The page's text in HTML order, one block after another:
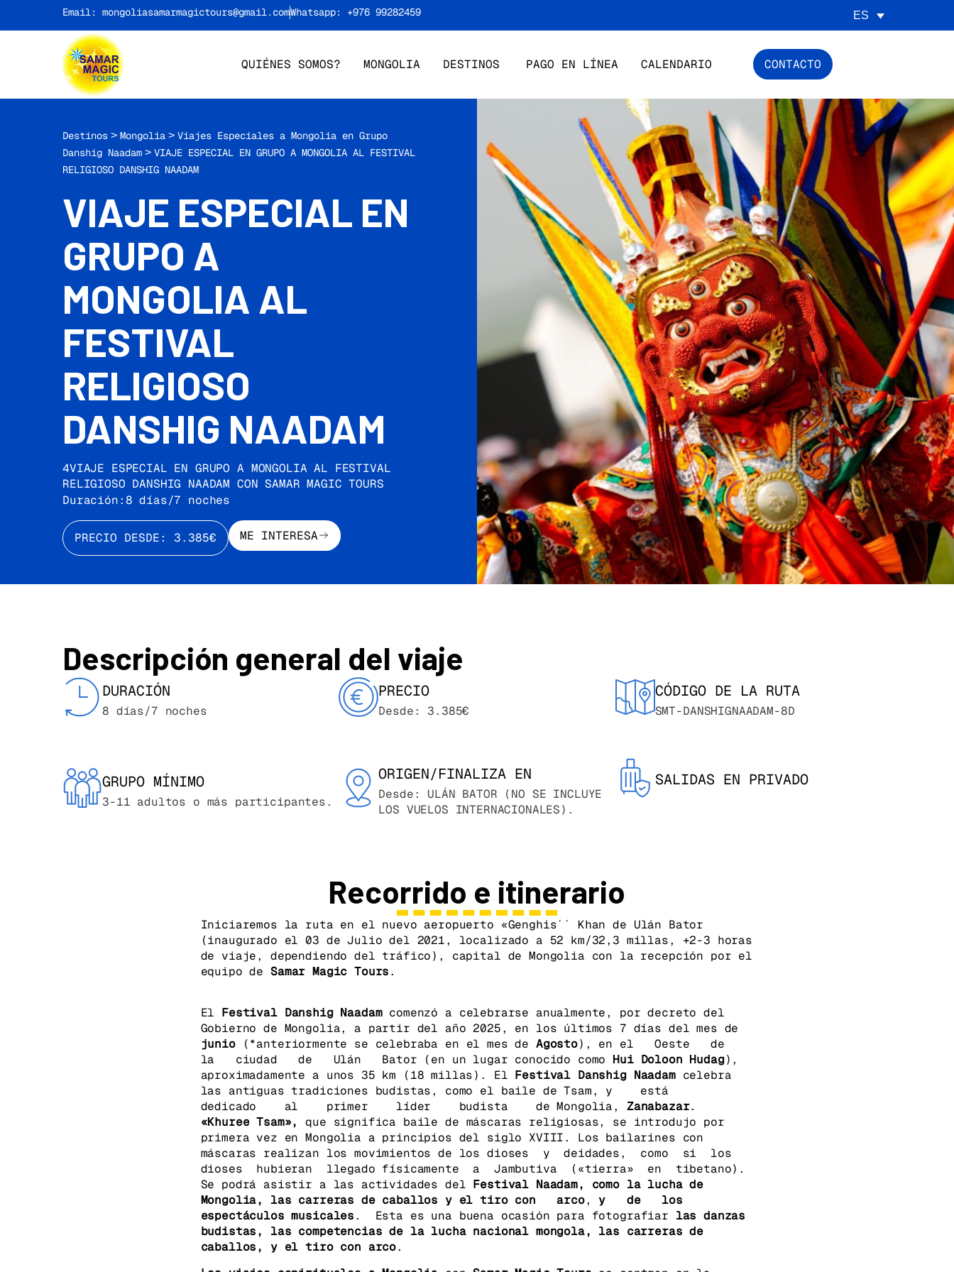
Email: mongoliasamarmagictours@gmail.comWhatsapp: +976 99282459 ES
QUIÉNES SOMOS? MONGOLIA DESTINOS PAGO EN LÍNEA CALENDARIO CONTACTO
Destinos > Mongolia > Viajes Especiales a Mongolia en Grupo
Danshig Naadam > VIAJE ESPECIAL EN GRUPO A MONGOLIA AL FESTIVAL
RELIGIOSO DANSHIG NAADAM
VIAJE ESPECIAL EN
GRUPO A
MONGOLIA AL
FESTIVAL
RELIGIOSO
DANSHIG NAADAM
4VIAJE ESPECIAL EN GRUPO A MONGOLIA AL FESTIVAL
RELIGIOSO DANSHIG NAADAM CON SAMAR MAGIC TOURS
Duración:8 días/7 noches
PRECIO DESDE: 3.385€ ME INTERESA
Descripción general del viaje
DURACIÓN
8 días/7 noches
PRECIO
Desde: 3.385€
CÓDIGO DE LA RUTA
SMT-DANSHIGNAADAM-8D
GRUPO MÍNIMO
3-11 adultos o más participantes.
ORIGEN/FINALIZA EN
Desde: ULÁN BATOR (NO SE INCLUYE
LOS VUELOS INTERNACIONALES).
SALIDAS EN PRIVADO
Recorrido e itinerario
Iniciaremos la ruta en el nuevo aeropuerto «Genghis´´ Khan de Ulán Bator
(inaugurado el 03 de Julio del 2021, localizado a 52 km/32,3 millas, +2-3 horas
de viaje, dependiendo del tráfico), capital de Mongolia con la recepción por el
equipo de Samar Magic Tours.
El Festival Danshig Naadam comenzó a celebrarse anualmente, por decreto del
Gobierno de Mongolia, a partir del año 2025, en los últimos 7 días del mes de
junio
(*anteriormente se celebraba en el mes de Agosto), en el Oeste de
la ciudad de Ulán Bator (en un lugar conocido como Hui Doloon Hudag),
aproximadamente a unos 35 km (18 millas). El Festival Danshig Naadam celebra
las antiguas tradiciones budistas, como el baile de Tsam, y está
dedicado al primer líder budista de Mongolia, Zanabazar.
«Khuree Tsam»,que significa baile de máscaras religiosas, se introdujo por
primera vez en Mongolia a principios del siglo XVIII. Los bailarines con
máscaras realizan los movimientos de los dioses y deidades, como si los
dioses hubieran llegado físicamente a Jambutiva («tierra» en tibetano).
Se podrá asistir a las actividades del Festival Naadam, como la lucha de
Mongolia, las carreras de caballos y el tiro con arco, y de los
espectáculos musicales. Esta es una buena ocasión para fotografiar las danzas
budistas, las competencias de la lucha nacional mongola, las carreras de
caballos, y el tiro con arco.